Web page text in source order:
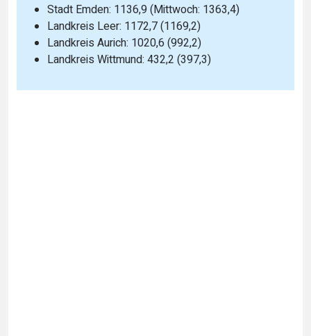
Stadt Emden: 1136,9 (Mittwoch: 1363,4)
Landkreis Leer: 1172,7 (1169,2)
Landkreis Aurich: 1020,6 (992,2)
Landkreis Wittmund: 432,2 (397,3)